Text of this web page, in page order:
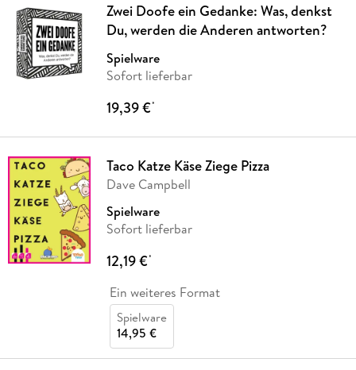
Zwei Doofe ein Gedanke: Was, denkst
Du, werden die Anderen antworten?
Spielware
Sofort lieferbar
19,39 €*
Taco Katze Käse Ziege Pizza
Dave Campbell
Spielware
Sofort lieferbar
12,19 €*
Ein weiteres Format
Spielware
14,95 €